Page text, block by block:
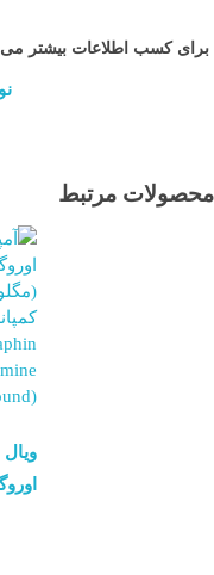
برای کسب اطلاعات بیشتر
محصولات مرتبط
ویال